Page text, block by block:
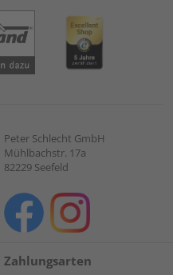
Peter Schlecht GmbH
Mühlbachstr. 17a
82229 Seefeld
Zahlungsarten